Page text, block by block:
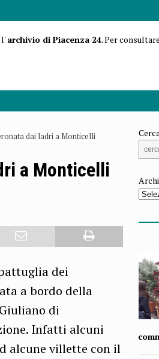
l'archivio di Piacenza 24. Per
dai ladri a Monticelli
a Monticelli
dei
a bordo della
di
Infatti alcuni
alcune villette con il